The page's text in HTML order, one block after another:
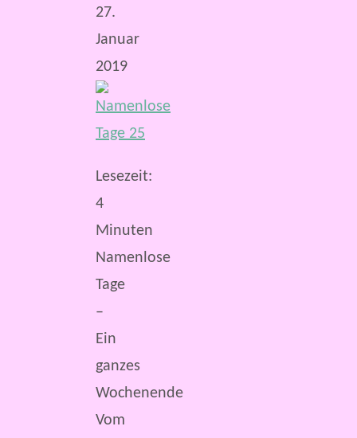
27.
Januar
2019
Lesezeit:
4
Minuten
Namenlose
Tage
–
Ein
ganzes
Wochenende
Vom